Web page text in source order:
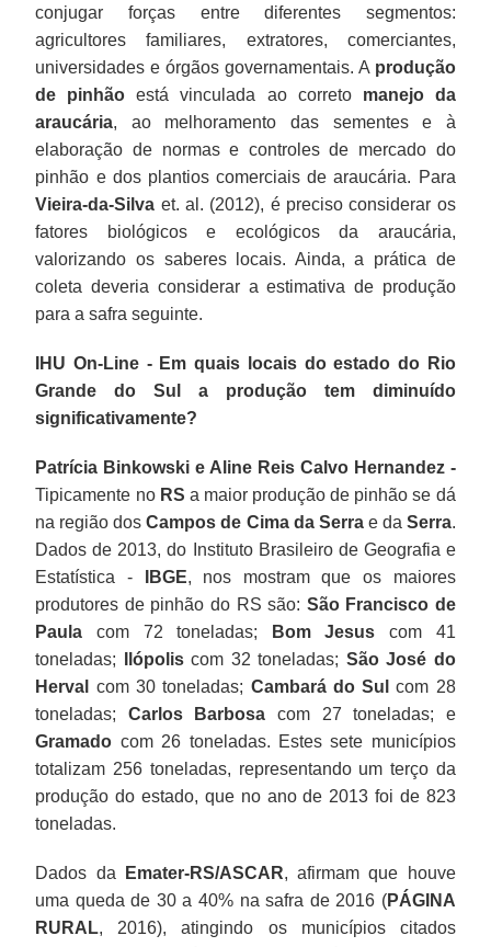
conjugar forças entre diferentes segmentos:
agricultores familiares, extratores, comerciantes,
universidades e órgãos governamentais. A produção
de pinhão está vinculada ao correto manejo da
araucária, ao melhoramento das sementes e à
elaboração de normas e controles de mercado do
pinhão e dos plantios comerciais de araucária. Para
Vieira-da-Silva et. al. (2012), é preciso considerar os
fatores biológicos e ecológicos da araucária,
valorizando os saberes locais. Ainda, a prática de
coleta deveria considerar a estimativa de produção
para a safra seguinte.
IHU On-Line - Em quais locais do estado do Rio
Grande do Sul a produção tem diminuído
significativamente?
Patrícia Binkowski e Aline Reis Calvo Hernandez -
Tipicamente no RS a maior produção de pinhão se dá
na região dosCampos de Cima da Serrae da Serra.
Dados de 2013, do Instituto Brasileiro de Geografia e
Estatística -
IBGE, nos mostram que os maiores
produtores de pinhão do RS são: São Francisco de
Paula com 72 toneladas; Bom Jesus com 41
toneladas;
Ilópoliscom 32 toneladas; São José do
Herval
com 30 toneladas; Cambará do Sul
com 28
toneladas; Carlos Barbosa com 27 toneladas; e
Gramado com 26 toneladas. Estes sete municípios
totalizam 256 toneladas, representando um terço da
produção do estado, que no ano de 2013 foi de 823
toneladas.
Dados da Emater-RS/ASCAR, afirmam que houve
uma queda de 30 a 40% na safra de 2016 (PÁGINA
RURAL, 2016), atingindo os municípios citados